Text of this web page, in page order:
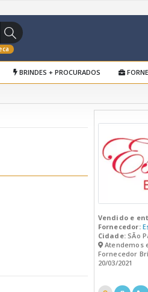
BRINDES + PROCURADOS
Vendido e
Fornecedor:
Cidade:SÃo
Atendemos
Fornecedor
20/03/2021